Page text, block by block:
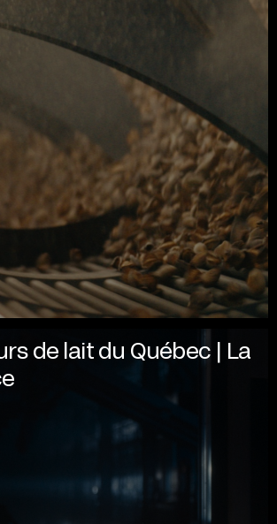
de lait du Québec | La